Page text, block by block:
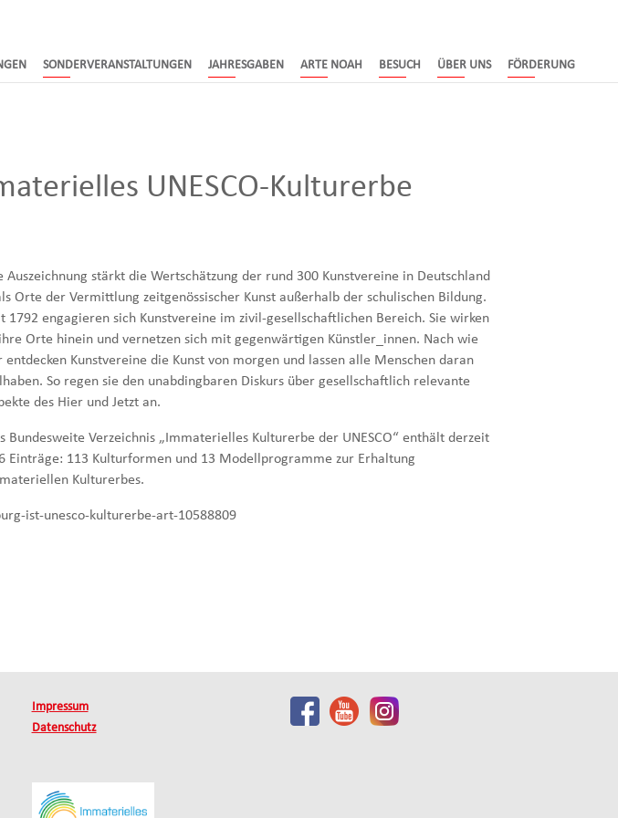
SONDERVERANSTALTUNGEN JAHRESGABEN ARTE NOAH BESUCH ÜBER UNS FÖRDERUNG
UNESCO-Kulturerbe
Auszeichnung stärkt die Wertschätzung der rund 300 Kunstvereine in Deutschland
Orte der Vermittlung zeitgenössischer Kunst außerhalb der schulischen Bildung.
1792 engagieren sich Kunstvereine im zivil-gesellschaftlichen Bereich. Sie wirken
Orte hinein und vernetzen sich mit gegenwärtigen Künstler_innen. Nach wie
entdecken Kunstvereine die Kunst von morgen und lassen alle Menschen daran
So regen sie den unabdingbaren Diskurs über gesellschaftlich relevante
des Hier und Jetzt an.
Bundesweite Verzeichnis „Immaterielles Kulturerbe der UNESCO“ enthält derzeit
Einträge: 113 Kulturformen und 13 Modellprogramme zur Erhaltung
Kulturerbes.
ist-unesco-kulturerbe-art-10588809
Impressum
Datenschutz